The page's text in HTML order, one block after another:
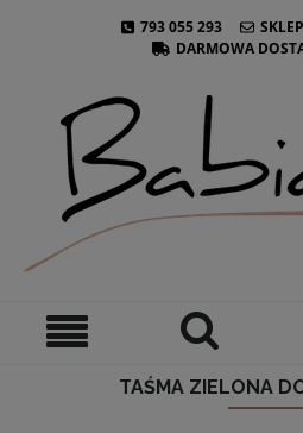
793 055 293
DARMOWA
TAŚMA ZIELONA